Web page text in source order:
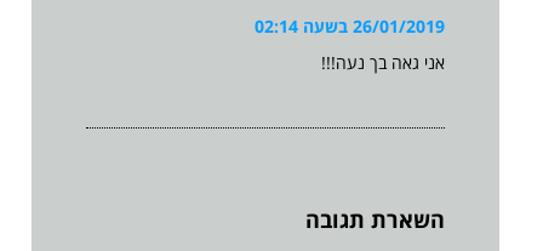
26/01/2019 בשעה 02:14
אני גאה בך נעה!!!
השארת תגובה